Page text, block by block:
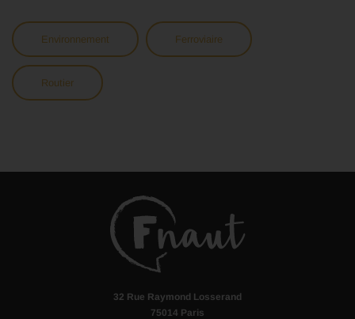
Environnement Ferroviaire
Routier
32 Rue Raymond Losserand
75014 Paris